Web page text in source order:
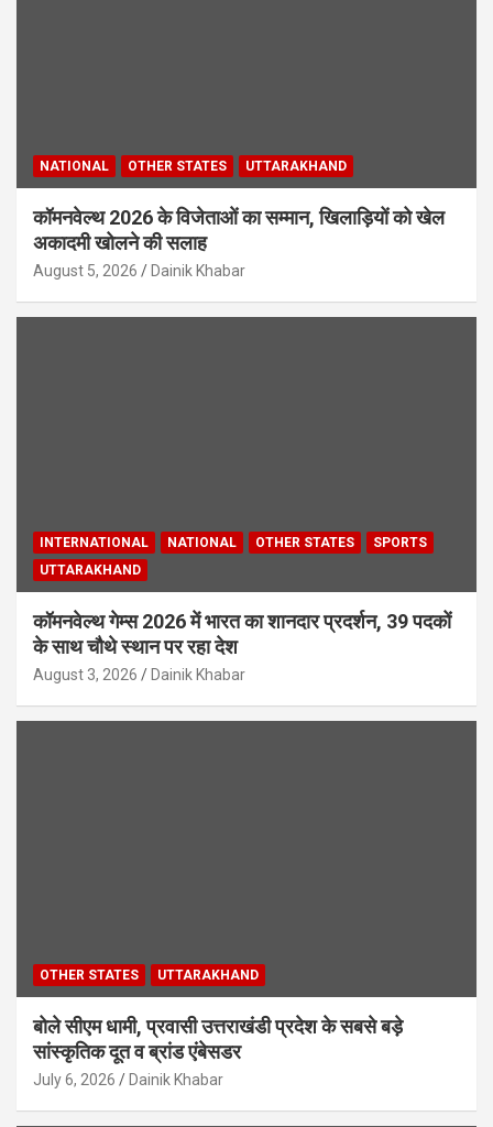
NATIONAL OTHER STATES UTTARAKHAND
कॉमनवेल्थ 2026 के विजेताओं का सम्मान, खिलाड़ियों को खेल
अकादमी खोलने की सलाह
August 5, 2026 Dainik Khabar
INTERNATIONAL NATIONAL OTHER STATES
SPORTS
UTTARAKHAND
कॉमनवेल्थ गेम्स 2026 में भारत का शानदार प्रदर्शन, 39 पदकों
के साथ चौथे स्थान पर रहा देश
August 3, 2026 Dainik Khabar
OTHER STATES UTTARAKHAND
बोले सीएम धामी, प्रवासी उत्तराखंडी प्रदेश के सबसे बड़े
सांस्कृतिक दूत व ब्रांड एंबेसडर
July 6, 2026 Dainik Khabar